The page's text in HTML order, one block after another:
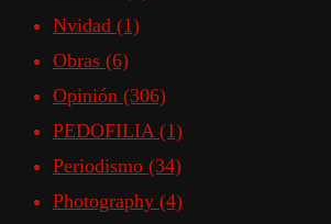
Nvidad (1)
Obras (6)
Opinión (306)
PEDOFILIA (1)
Periodismo (34)
Photography (4)